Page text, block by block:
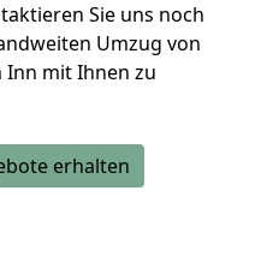
Sie uns noch
Umzug von
Inn mit Ihnen zu
erhalten